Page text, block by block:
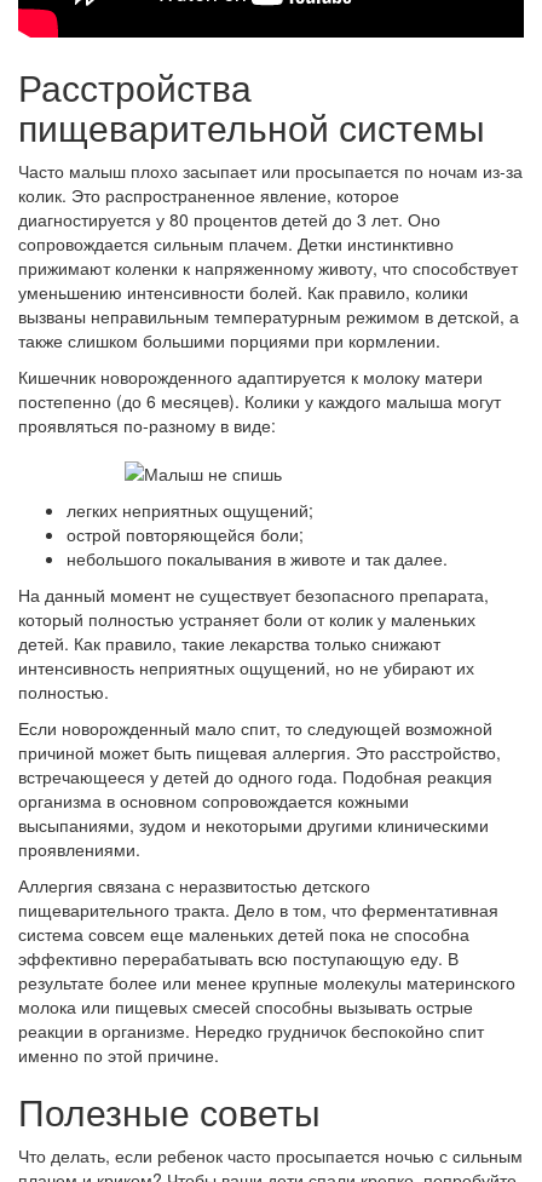
Расстройства
пищеварительной системы
Часто малыш плохо засыпает или просыпается по ночам из-за
колик. Это распространенное явление, которое
диагностируется у 80 процентов детей до 3 лет. Оно
сопровождается сильным плачем. Детки инстинктивно
прижимают коленки к напряженному животу, что способствует
уменьшению интенсивности болей. Как правило, колики
вызваны неправильным температурным режимом в детской, а
также слишком большими порциями при кормлении.
Кишечник новорожденного адаптируется к молоку матери
постепенно (до 6 месяцев). Колики у каждого малыша могут
проявляться по-разному в виде:
легких неприятных ощущений;
острой повторяющейся боли;
небольшого покалывания в животе и так далее.
На данный момент не существует безопасного препарата,
который полностью устраняет боли от колик у маленьких
детей. Как правило, такие лекарства только снижают
интенсивность неприятных ощущений, но не убирают их
полностью.
Если новорожденный мало спит, то следующей возможной
причиной может быть пищевая аллергия. Это расстройство,
встречающееся у детей до одного года. Подобная реакция
организма в основном сопровождается кожными
высыпаниями, зудом и некоторыми другими клиническими
проявлениями.
Аллергия связана с неразвитостью детского
пищеварительного тракта. Дело в том, что ферментативная
система совсем еще маленьких детей пока не способна
эффективно перерабатывать всю поступающую еду. В
результате более или менее крупные молекулы материнского
молока или пищевых смесей способны вызывать острые
реакции в организме. Нередко грудничок беспокойно спит
именно по этой причине.
Полезные советы
Что делать, если ребенок часто просыпается ночью с сильным